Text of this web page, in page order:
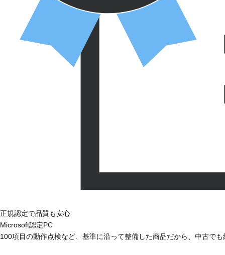
正規認定で品質も安心
Microsoft認定PC
100項目の動作点検など、基準に沿って整備した商品だから、中古で